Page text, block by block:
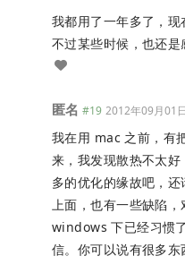
我都用了一年多了，现
不过某些时候，也还是
匿名 #19 2012年09月01日
我在用 mac 之前，有
来，我发现散热不太
多的优化的缘故吧，
上面，也有一些缺陷
windows 下已经习惯
信。你可以说有很多东